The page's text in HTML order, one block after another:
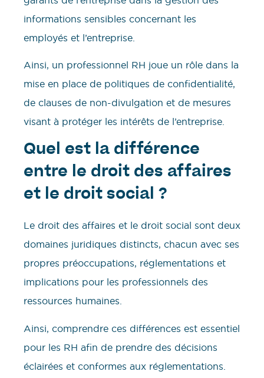
informations sensibles concernant les
employés et l’entreprise.
Ainsi, un professionnel RH joue un rôle dans la
mise en place de politiques de confidentialité,
de clauses de non-divulgation et de mesures
visant à protéger les intérêts de l’entreprise.
Quel est la différence
entre le droit des affaires
et le droit social ?
Le droit des affaires et le droit social sont deux
domaines juridiques distincts, chacun avec ses
propres préoccupations, réglementations et
implications pour les professionnels des
ressources humaines.
Ainsi, comprendre ces différences est essentiel
pour les RH afin de prendre des décisions
éclairées et conformes aux réglementations.